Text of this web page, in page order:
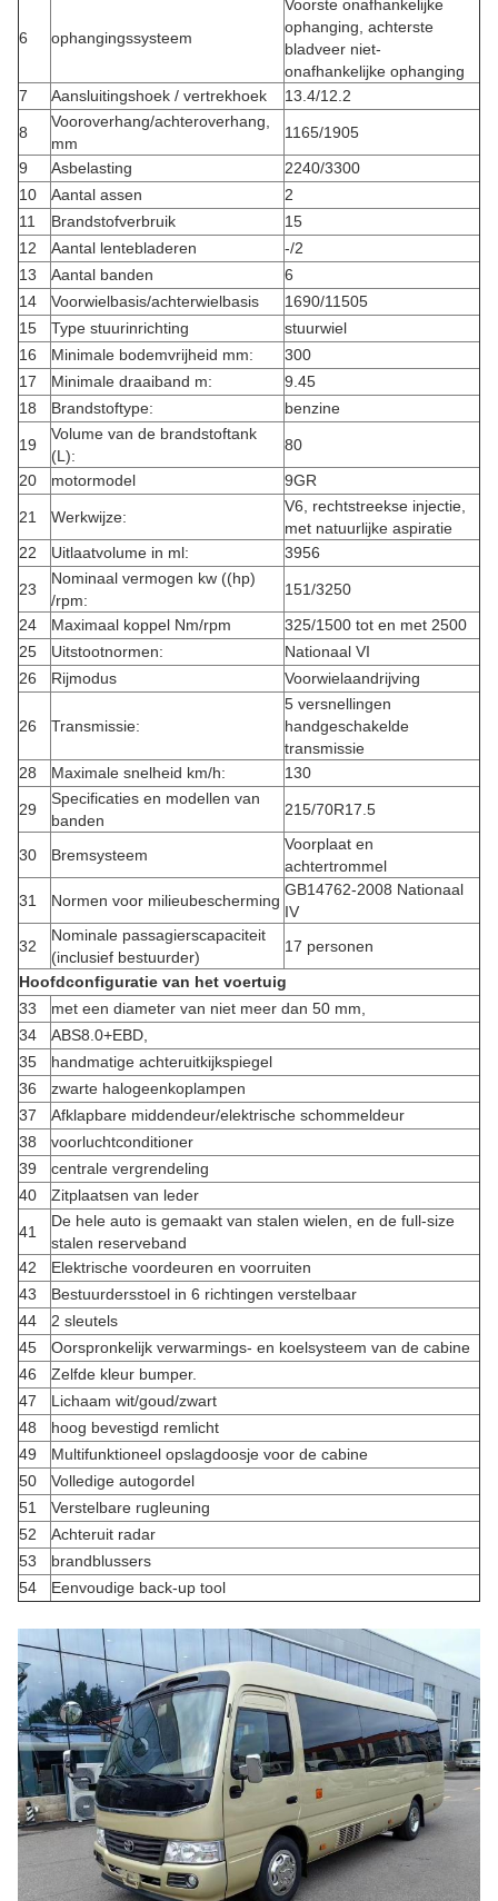
6 ophangingssysteem
Voorste onafhankelijke
ophanging, achterste
bladveer niet-
onafhankelijke ophanging
7
Aansluitingshoek / vertrekhoek 13.4/12.2
8
Vooroverhang/achteroverhang,
mm
1165/1905
9
Asbelasting
2240/3300
10
Aantal assen
2
11
Brandstofverbruik
15
12
Aantal lentebladeren
-/2
13
Aantal banden
6
14
Voorwielbasis/achterwielbasis
1690/11505
15
Type stuurinrichting
stuurwiel
16
Minimale bodemvrijheid mm:
300
17
Minimale draaiband m:
9.45
18
Brandstoftype: benzine
19
Volume van de brandstoftank
(L):
80
20
motormodel 9GR
21 Werkwijze:
V6, rechtstreekse injectie,
met natuurlijke aspiratie
22
Uitlaatvolume in ml: 3956
23
Nominaal vermogen kw ((hp)
/rpm:
151/3250
24
Maximaal koppel Nm/rpm
325/1500 tot en met 2500
25
Uitstootnormen:
Nationaal VI
26
Rijmodus Voorwielaandrijving
26 Transmissie:
5 versnellingen
handgeschakelde
transmissie
28
Maximale snelheid km/h: 130
29
Specificaties en modellen van
banden
215/70R17.5
30 Bremsysteem
Voorplaat en
achtertrommel
31
Normen voor milieubescherming
GB14762-2008 Nationaal
IV
32
Nominale passagierscapaciteit
(inclusief bestuurder)
17 personen
Hoofdconfiguratie van het voertuig
33
met een diameter van niet meer dan 50 mm,
34
ABS8.0+EBD,
35
handmatige achteruitkijkspiegel
36
zwarte halogeenkoplampen
37
Afklapbare middendeur/elektrische schommeldeur
38
voorluchtconditioner
39
centrale vergrendeling
40
Zitplaatsen van leder
41
De hele auto is gemaakt van stalen wielen, en de full-size
stalen reserveband
42
Elektrische voordeuren en voorruiten
43
Bestuurdersstoel in 6 richtingen verstelbaar
44
2 sleutels
45
Oorspronkelijk verwarmings- en koelsysteem van de cabine
46
Zelfde kleur bumper.
47
Lichaam wit/goud/zwart
48
hoog bevestigd remlicht
49
Multifunktioneel opslagdoosje voor de cabine
50
Volledige autogordel
51
Verstelbare rugleuning
52
Achteruit radar
53
brandblussers
54
Eenvoudige back-up tool